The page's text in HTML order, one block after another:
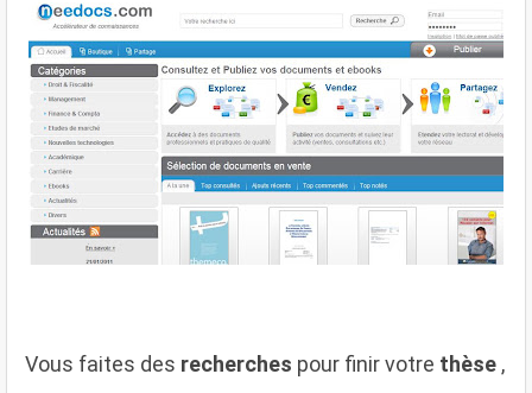
Vous faites des recherches pour finir votre thèse ,